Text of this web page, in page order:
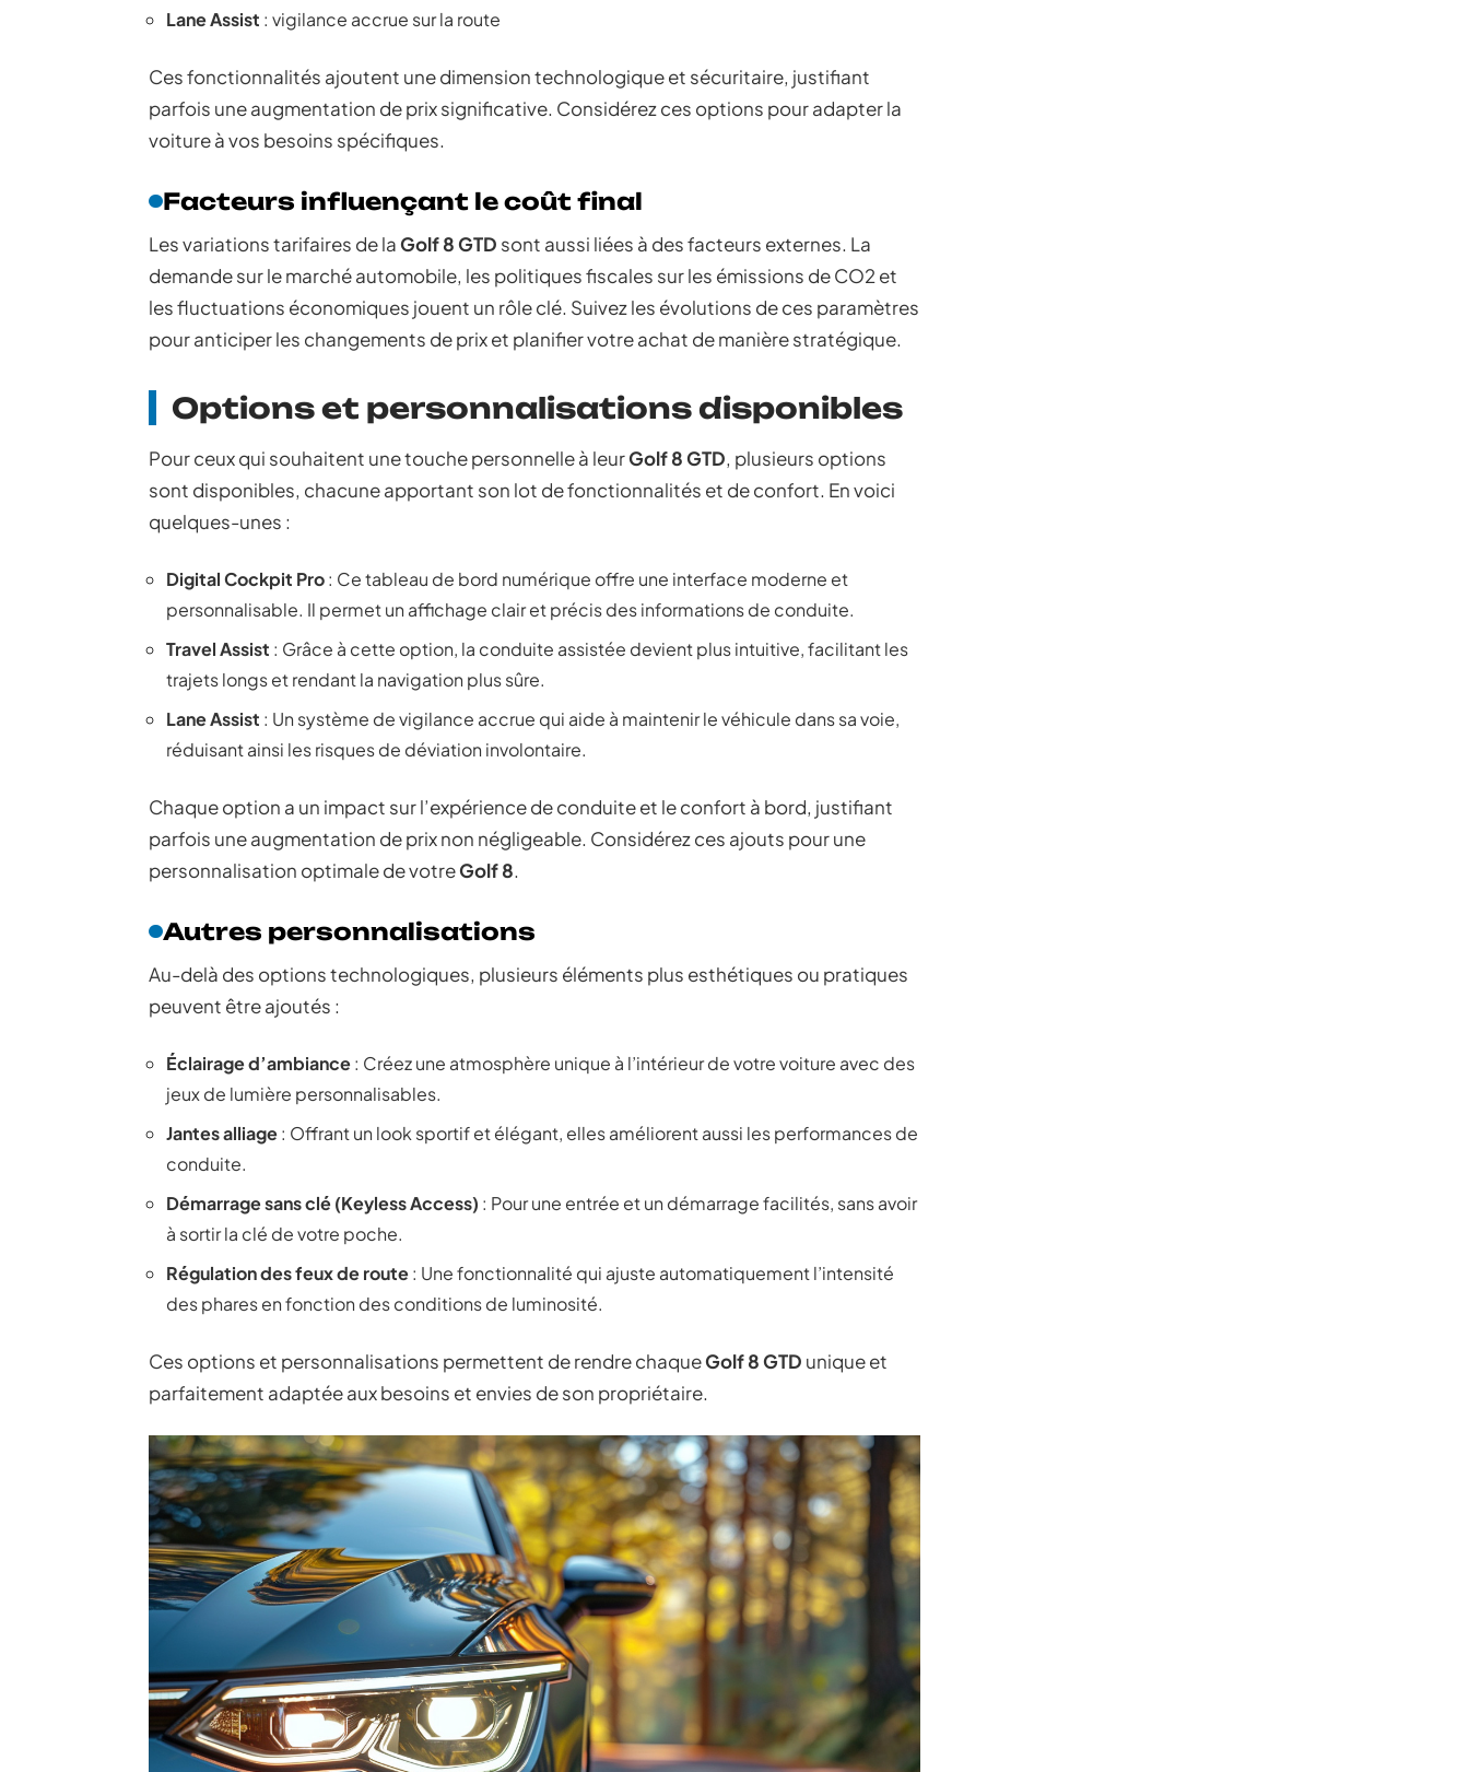
Lane Assist : vigilance accrue sur la route
Ces fonctionnalités ajoutent une dimension technologique et sécuritaire, justifiant
parfois une augmentation de prix significative. Considérez ces options pour adapter la
voiture à vos besoins spécifiques.
Facteurs influençant le coût final
Les variations tarifaires de laGolf 8 GTD sont aussi liées à des facteurs externes. La
demande sur le marché automobile, les politiques fiscales sur les émissions de CO2 et
les fluctuations économiques jouent un rôle clé. Suivez les évolutions de ces paramètres
pour anticiper les changements de prix et planifier votre achat de manière stratégique.
Options et personnalisations disponibles
Pour ceux qui souhaitent une touche personnelle à leurGolf 8 GTD, plusieurs options
sont disponibles, chacune apportant son lot de fonctionnalités et de confort. En voici
quelques-unes :
Digital Cockpit Pro: Ce tableau de bord numérique offre une interface moderne et
personnalisable. Il permet un affichage clair et précis des informations de conduite.
Travel Assist : Grâce à cette option, la conduite assistée devient plus intuitive, facilitant les
trajets longs et rendant la navigation plus sûre.
Lane Assist : Un système de vigilance accrue qui aide à maintenir le véhicule dans sa voie,
réduisant ainsi les risques de déviation involontaire.
Chaque option a un impact sur l’expérience de conduite et le confort à bord, justifiant
parfois une augmentation de prix non négligeable. Considérez ces ajouts pour une
personnalisation optimale de votreGolf 8.
Autres personnalisations
Au-delà des options technologiques, plusieurs éléments plus esthétiques ou pratiques
peuvent être ajoutés :
Éclairage d’ambiance: Créez une atmosphère unique à l’intérieur de votre voiture avec des
jeux de lumière personnalisables.
Jantes alliage: Offrant un look sportif et élégant, elles améliorent aussi les performances de
conduite.
Démarrage sans clé (Keyless Access) : Pour une entrée et un démarrage facilités, sans avoir
à sortir la clé de votre poche.
Régulation des feux de route: Une fonctionnalité qui ajuste automatiquement l’intensité
des phares en fonction des conditions de luminosité.
Ces options et personnalisations permettent de rendre chaqueGolf 8 GTD unique et
parfaitement adaptée aux besoins et envies de son propriétaire.